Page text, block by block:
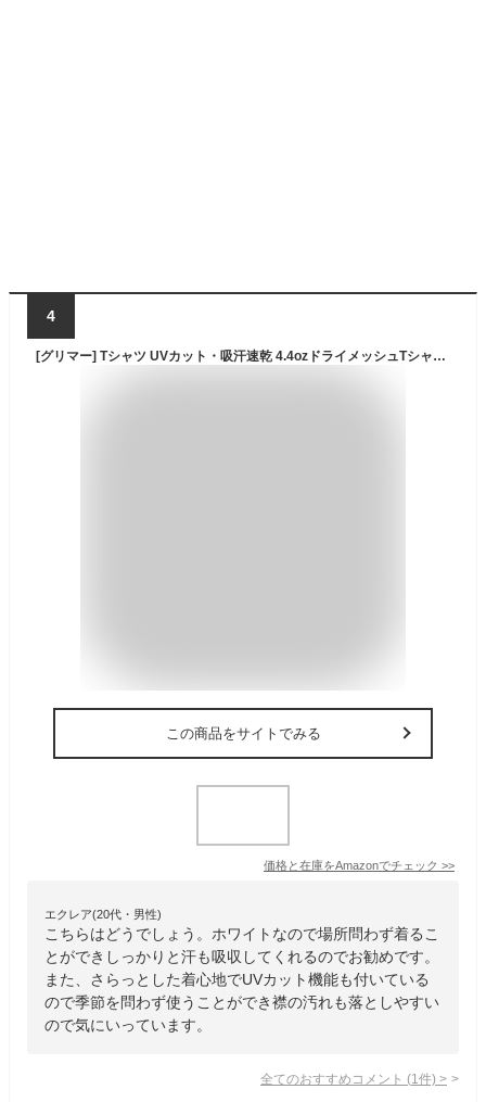
4
[グリマー] Tシャツ UVカット・吸汗速乾 4.4ozドライメッシュTシャツ [大きいサイズ］ ホワイト 4L
この商品をサイトでみる
価格と在庫をAmazonでチェック >>
エクレア(20代・男性)
こちらはどうでしょう。ホワイトなので場所問わず着るこ
とができしっかりと汗も吸収してくれるのでお勧めです。
また、さらっとした着心地でUVカット機能も付いている
ので季節を問わず使うことができ襟の汚れも落としやすい
ので気にいっています。
全てのおすすめコメント (1 件) >